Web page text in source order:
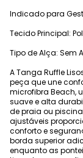
Indicado para
Tecido Principal:
Tipo de Alça: Sem
A Tanga Ruffle
peça que une
microfibra Beach,
suave e alta
de praia ou
ajustáveis
conforto e
borda superior
enquanto as